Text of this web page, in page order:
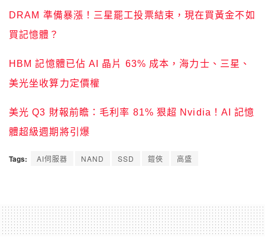
DRAM 準備暴漲！三星罷工投票結束，現在買黃金不如
買記憶體？
HBM 記憶體已佔 AI 晶片 63% 成本，海力士、三星、
美光坐收算力定價權
美光 Q3 財報前瞻：毛利率 81% 狠超 Nvidia！AI 記憶
體超級週期將引爆
Tags: AI伺服器 NAND SSD 鎧俠 高盛